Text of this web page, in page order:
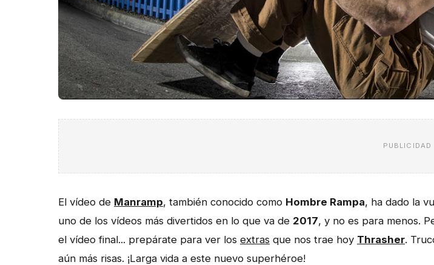
PUBLICIDAD
El vídeo de Manramp, también conocido como Hombre Rampa, ha dado la
uno de los vídeos más divertidos en lo que va de 2017, y no es para menos.
el vídeo final... prepárate para ver los extras que nos trae hoy Thrasher.
aún más risas. ¡Larga vida a este nuevo superhéroe!